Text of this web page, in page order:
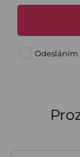
Odesláním